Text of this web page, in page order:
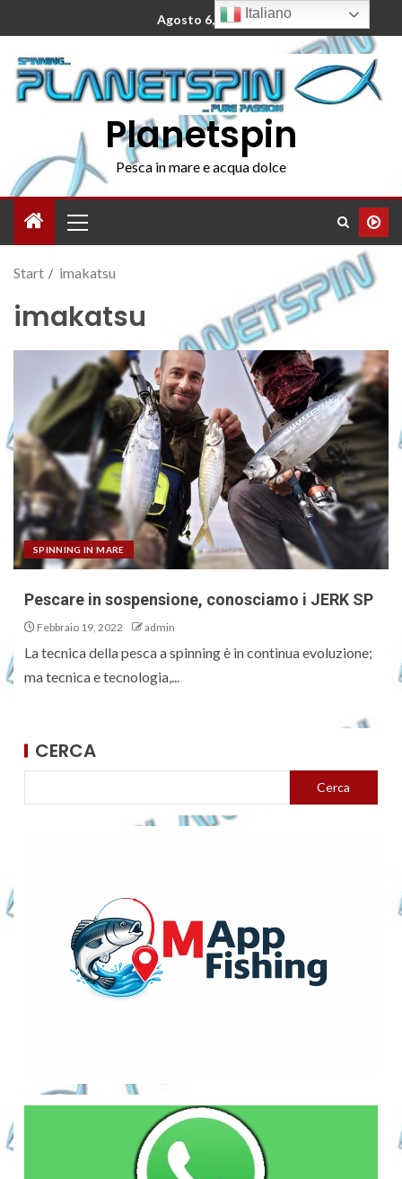
Agosto 6, 2026
Planetspin
Pesca in mare e acqua dolce
Start imakatsu
imakatsu
SPINNING IN MARE
Pescare in sospensione, conosciamo i JERK SP
Febbraio 19, 2022 admin
La tecnica della pesca a spinning è in continua evoluzione;
ma tecnica e tecnologia,...
CERCA
Cerca
Italiano